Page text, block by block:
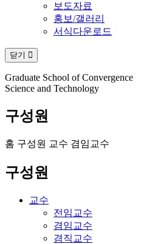
보도자료
홍보/갤러리
서식다운로드
닫기
Graduate School of Convergence
Science and Technology
구성원
홈 구성원 교수 겸임교수
구성원
교수
전임교수
겸임교수
겸직교수